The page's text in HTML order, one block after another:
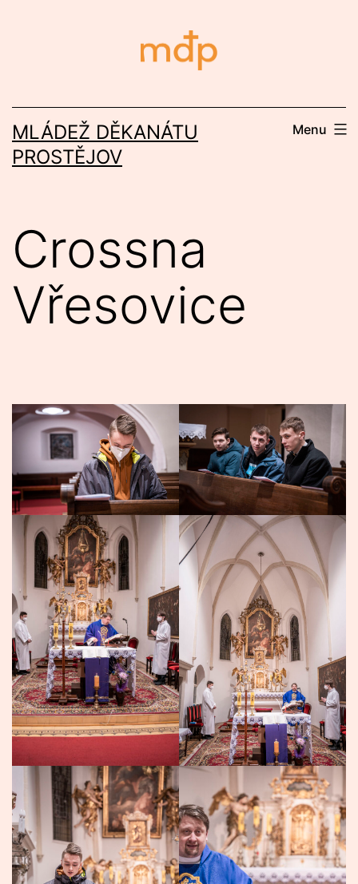
MLÁDEŽ DĚKANÁTU
PROSTĚJOV
Menu
Crossna
Vřesovice